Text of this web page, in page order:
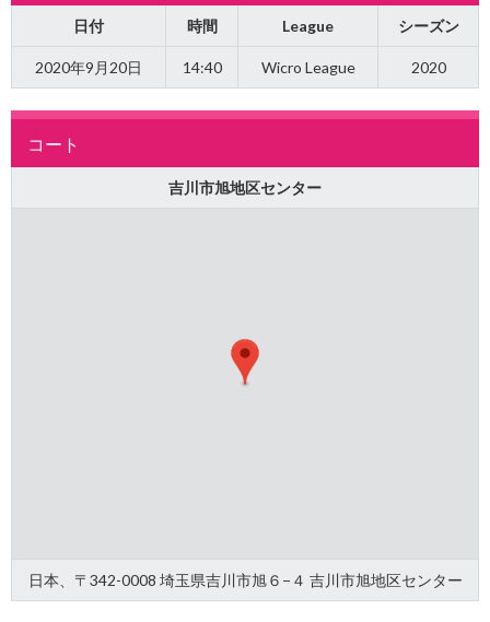
日付 時間 League シーズン
2020年9月20日 14:40 Wicro League 2020
コート
吉川市旭地区センター
日本、〒342-0008 埼玉県吉川市旭６−４ 吉川市旭地区センター